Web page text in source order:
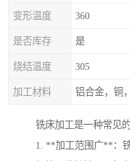
变形温度 360
是否库存 是
烧结温度 305
加工材料 铝合金，铜
铣床加工是一种常见
1. **加工范围广**：